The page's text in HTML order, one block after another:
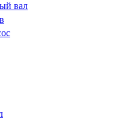
вал